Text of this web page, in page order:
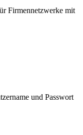
Firmennetzwerke mit
und Passwort